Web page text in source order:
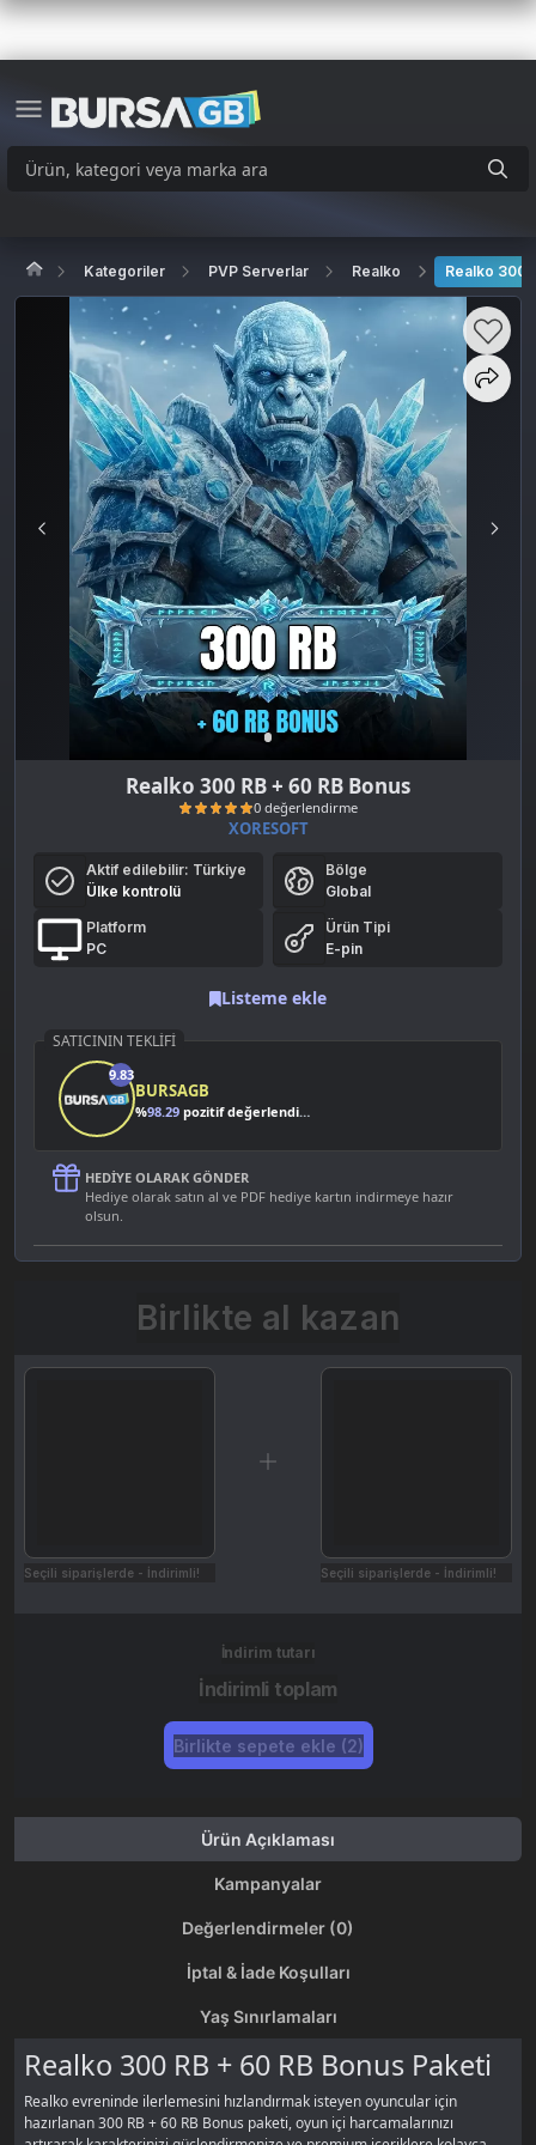
Kategoriler PVP Serverlar Realko Realko 300
Realko 300 RB + 60 RB Bonus
0 değerlendirme
XORESOFT
Aktif edilebilir: Türkiye
Ülke kontrolü
Bölge
Global
Platform
PC
Ürün Tipi
E-pin
Listeme ekle
SATICININ TEKLIFI
9.83
BURSAGB
%98.29 pozitif değerlendirme
HEDIYE OLARAK GÖNDER
Hediye olarak satın al ve PDF hediye kartın indirmeye hazır
olsun.
Birlikte al kazan
Seçili siparişlerde - İndirimli! Seçili siparişlerde - İndirimli!
İndirim tutarı
İndirimli toplam
Birlikte sepete ekle (2)
Ürün Açıklaması
Kampanyalar
Değerlendirmeler (0)
İptal & İade Koşulları
Yaş Sınırlamaları
Realko 300 RB + 60 RB Bonus Paketi
Realko evreninde ilerlemesini hızlandırmak isteyen oyuncular için
hazırlanan 300 RB + 60 RB Bonus paketi, oyun içi harcamalarınızı